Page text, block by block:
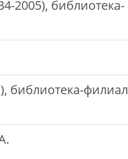
2005), библиотека-
библиотека-филиал